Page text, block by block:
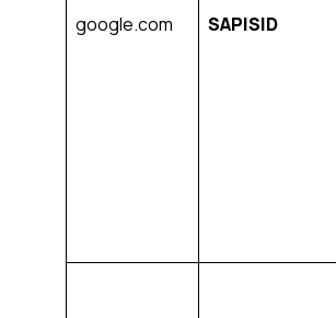
google.com SAPISID